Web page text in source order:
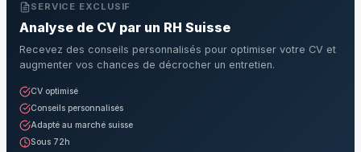
SERVICE EXCLUSIF
Analyse de CV par un RH Suisse
Recevez des conseils personnalisés pour optimiser votre CV et
augmenter vos chances de décrocher un entretien.
CV optimisé
Conseils personnalisés
Adapté au marché suisse
Sous 72h